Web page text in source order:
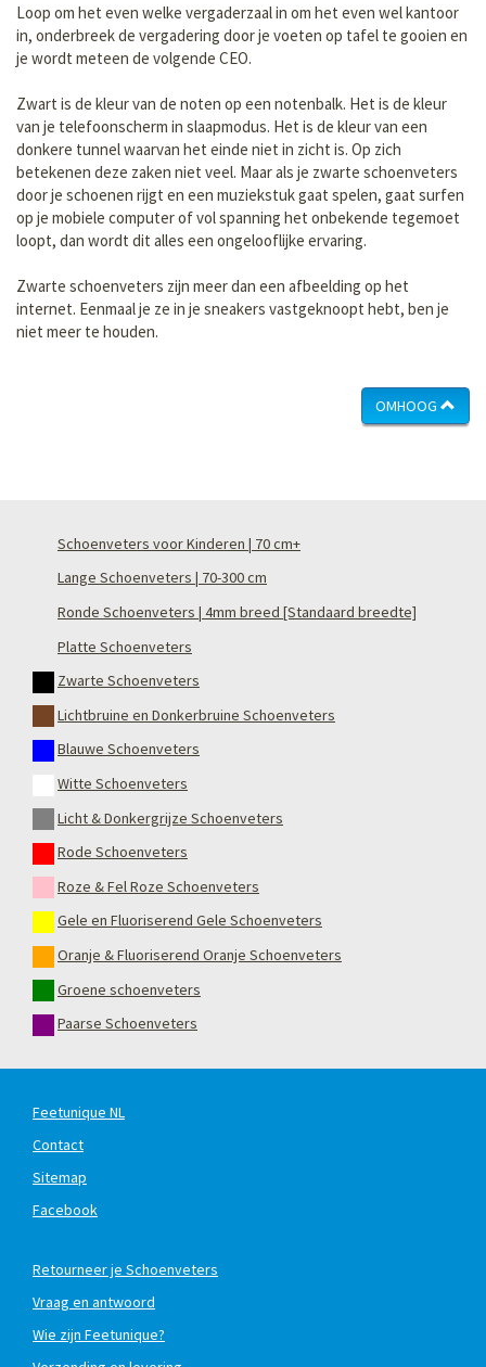
Loop om het even welke vergaderzaal in om het even wel kantoor
in, onderbreek de vergadering door je voeten op tafel te gooien en
je wordt meteen de volgende CEO.
Zwart is de kleur van de noten op een notenbalk. Het is de kleur
van je telefoonscherm in slaapmodus. Het is de kleur van een
donkere tunnel waarvan het einde niet in zicht is. Op zich
betekenen deze zaken niet veel. Maar als je zwarte schoenveters
door je schoenen rijgt en een muziekstuk gaat spelen, gaat surfen
op je mobiele computer of vol spanning het onbekende tegemoet
loopt, dan wordt dit alles een ongelooflijke ervaring.
Zwarte schoenveters zijn meer dan een afbeelding op het
internet. Eenmaal je ze in je sneakers vastgeknoopt hebt, ben je
niet meer te houden.
OMHOOG
Schoenveters voor Kinderen | 70 cm+
Lange Schoenveters | 70-300 cm
Ronde Schoenveters | 4mm breed [Standaard breedte]
Platte Schoenveters
Zwarte Schoenveters
Lichtbruine en Donkerbruine Schoenveters
Blauwe Schoenveters
Witte Schoenveters
Licht & Donkergrijze Schoenveters
Rode Schoenveters
Roze & Fel Roze Schoenveters
Gele en Fluoriserend Gele Schoenveters
Oranje & Fluoriserend Oranje Schoenveters
Groene schoenveters
Paarse Schoenveters
Feetunique NL
Contact
Sitemap
Facebook
Retourneer je Schoenveters
Vraag en antwoord
Wie zijn Feetunique?